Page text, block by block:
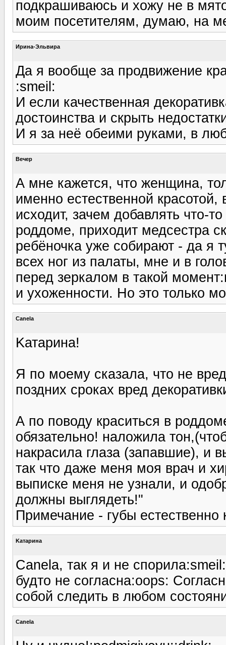
подкрашиваюсь и хожу не в
моим посетителям, думаю, на
Ирина-Эльвира
Да я вообще за продвижение
:smeil:
И если качественная
достоинства и скрыть
И я за неё обеими руками, в
Вечер
А мне кажется, что женщина,
именно естественной
исходит, зачем добавлять что-
роддоме, приходит медсестра
ребёночка уже собирают - да я
всех ног из палаты, мне и в
перед зеркалом в такой
и ухоженности. Но это только
Canela
Kатарина!
Я по моему сказала, что не
поздних сроках вред
А по поводу краситься в
обязательно! наложила
накрасила глаза (запавшие), и
так что даже меня моя врач и
выписке меня не узнали, и
должны выглядеть!"
Примечание - губы
Kатарина
Canela, так я и не
будто не согласна:oops:
собой следить в любом
Canela